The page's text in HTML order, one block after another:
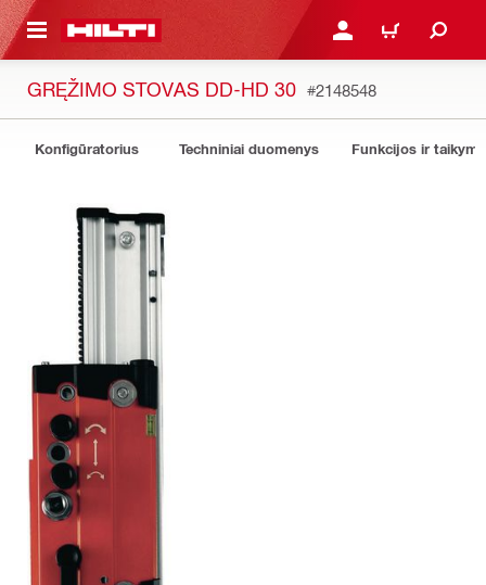
TURINIO PRISIJUNGTI ARBA
PIRKINIŲ
GRĘŽIMO STOVAS DD-HD 30 #2148548
Konfigūratorius Techniniai duomenys Funkcijos ir